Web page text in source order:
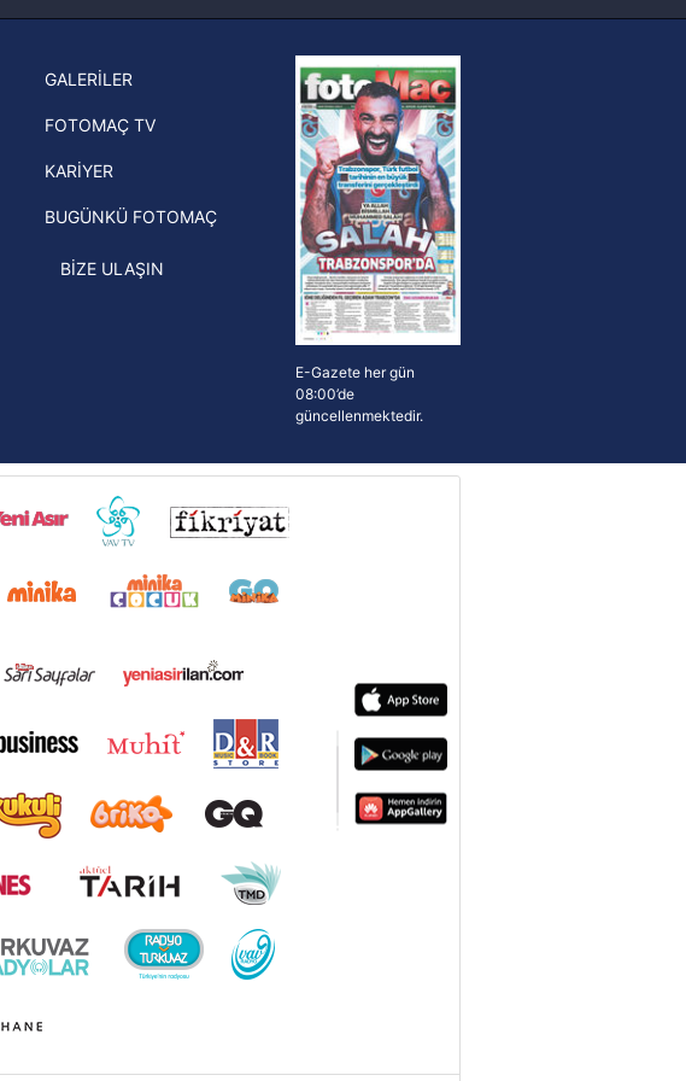
Metnimizi okumak ve sitemizde ilgili
Ön
şampiyonluk yüzüğü verilecek
Hernan Crespo, Meksika Ligi
ekiplerinden Atlas'ın yeni teknik
direktörü oldu
GALERİLER
FOTOMAÇ TV
KARİYER
BUGÜNKÜ FOTOMAÇ
BİZE ULAŞIN
E-Gazete her gün
08:00’de
güncellenmektedir.